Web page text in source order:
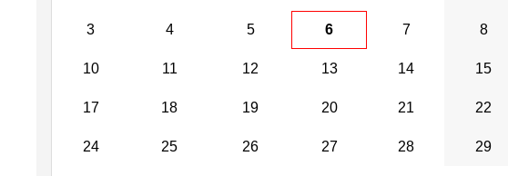
3 4 5 6 7 8
10 11 12 13 14 15
17 18 19 20 21 22
24 25 26 27 28 29